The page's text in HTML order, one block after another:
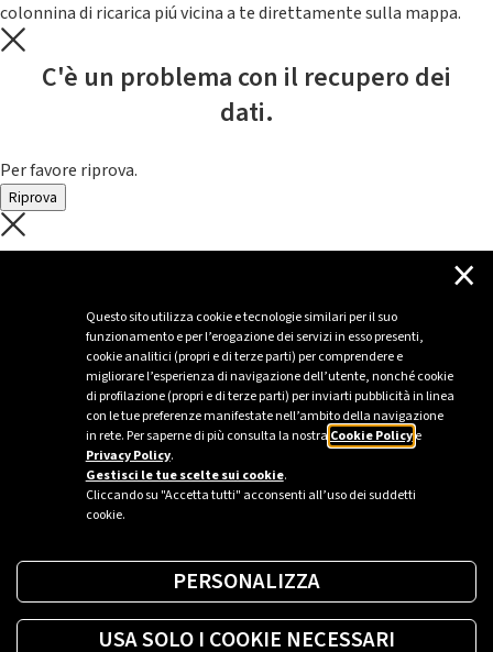
Questo sito utilizza cookie e tecnologie similari per il suo
funzionamento e per l’erogazione dei servizi in esso presenti,
cookie analitici (propri e di terze parti) per comprendere e
migliorare l’esperienza di navigazione dell’utente, nonché cookie
di profilazione (propri e di terze parti) per inviarti pubblicità in linea
con le tue preferenze manifestate nell’ambito della navigazione
in rete. Per saperne di più consulta la nostra Cookie Policye
Privacy Policy.
Gestisci le tue scelte sui cookie.
Cliccando su "Accetta tutti" acconsenti all’uso dei suddetti
cookie.
×
PERSONALIZZA
USA SOLO I COOKIE NECESSARI
colonnina di ricarica piú vicina a te direttamente sulla mappa.
C'è un problema con il recupero dei
dati.
Per favore riprova.
Riprova
C'è un problema con il recupero dei
Per favore riprova piú tardi
Sei un’azienda o una PA?
Trova la soluzione più giusta per te.
Richiedi una colonnina